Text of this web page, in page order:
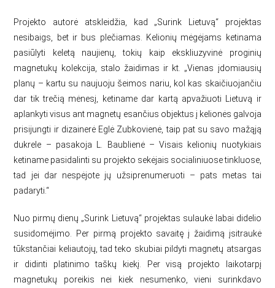
Projekto autorė atskleidžia, kad „Surink Lietuvą“ projektas
nesibaigs, bet ir bus plečiamas. Kelionių mėgėjams ketinama
pasiūlyti keletą naujienų, tokių kaip ekskliuzyvinė proginių
magnetukų kolekcija, stalo žaidimas ir kt. „Vienas įdomiausių
planų – kartu su naujuoju šeimos nariu, kol kas skaičiuojančiu
dar tik trečią mėnesį, ketiname dar kartą apvažiuoti Lietuvą ir
aplankyti visus ant magnetų esančius objektus į kelionės galvoja
prisijungti ir dizainerė Eglė Zubkovienė, taip pat su savo mažąją
dukrele – pasakoja L. Baublienė – Visais kelionių nuotykiais
ketiname pasidalinti su projekto sekėjais socialiniuose tinkluose,
tad jei dar nespėjote jų užsiprenumeruoti – pats metas tai
padaryti.“
Nuo pirmų dienų „Surink Lietuvą“ projektas sulaukė labai didelio
susidomėjimo. Per pirmą projekto savaitę į žaidimą įsitraukė
tūkstančiai keliautojų, tad teko skubiai pildyti magnetų atsargas
ir didinti platinimo taškų kiekį. Per visą projekto laikotarpį
magnetukų poreikis nei kiek nesumenko, vieni surinkdavo